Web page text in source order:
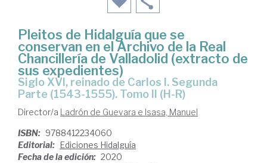
Pleitos de Hidalguía que se
conservan en el Archivo de la Real
Chancillería de Valladolid (extracto de
sus expedientes)
Siglo XVI, reinado de Carlos I. Segunda
Parte (1543-1555). Tomo II (H-R)
Director/a Ladrón de Guevara e Isasa, Manuel
ISBN: 9788412234060
Editorial: Ediciones Hidalguía
Fecha de la edición: 2020